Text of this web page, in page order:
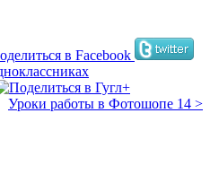
Уроки работы в Фотошопе 14 >